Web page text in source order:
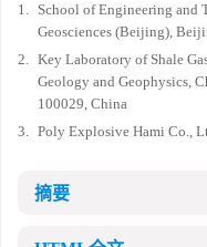
1. School of Engineering and
Geosciences (Beijing),
2. Key Laboratory of Shale
Geology and Geophysics,
100029, China
3. Poly Explosive Hami Co.,
摘要